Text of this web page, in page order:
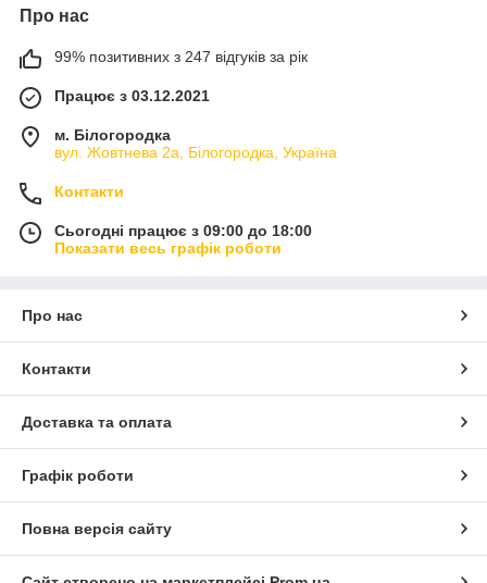
Про нас
99% позитивних з 247 відгуків за рік
Працює з 03.12.2021
м. Білогородка
вул. Жовтнева 2а, Білогородка, Україна
Контакти
Сьогодні працює з 09:00 до 18:00
Показати весь графік роботи
Про нас
Контакти
Доставка та оплата
Графік роботи
Повна версія сайту